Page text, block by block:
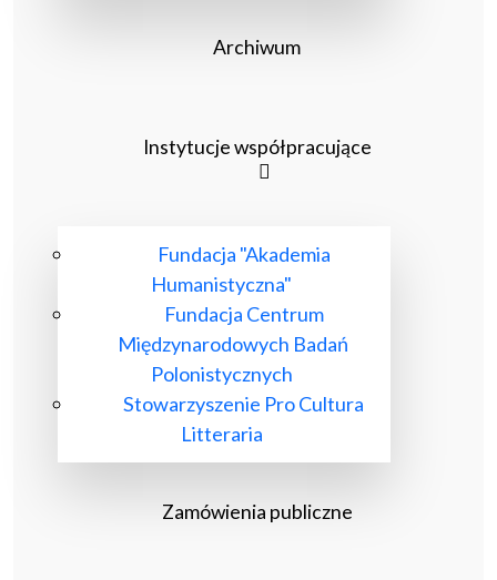
Archiwum
Instytucje współpracujące
Fundacja "Akademia
Humanistyczna"
Fundacja Centrum
Międzynarodowych Badań
Polonistycznych
Stowarzyszenie Pro Cultura
Litteraria
Zamówienia publiczne